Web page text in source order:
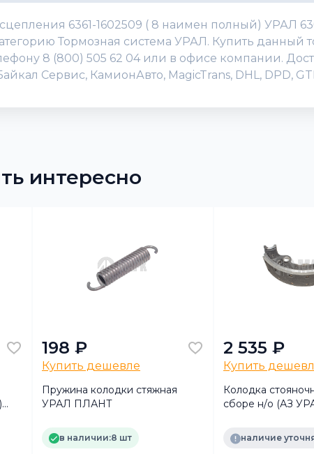
6361-1602509 ( 8 наимен полный) УРАЛ
Тормозная система УРАЛ. Купить данный
8 (800) 505 62 04 или в офисе компании.
Сервис, КамионАвто, MagicTrans, DHL, DPD,
интересно
198 ₽
Купить дешевле
Пружина колодки стяжная
УРАЛ ПЛАНТ
в наличии:8 шт
2 535 ₽
Купить
Колодка
сборе н/о (АЗ
наличие